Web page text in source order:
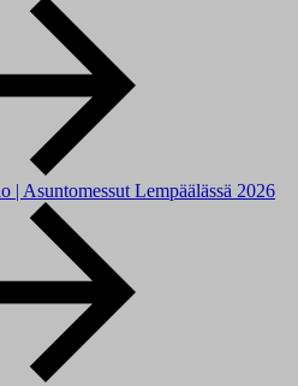
| Asuntomessut Lempäälässä 2026